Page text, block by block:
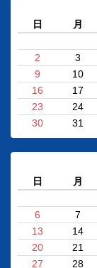
日
月
2
3
9
10
16
17
23
24
30
31
日
月
6
7
13
14
20
21
27
28